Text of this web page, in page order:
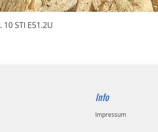
Schnellansicht
STI E51.2U
Info
Impressum